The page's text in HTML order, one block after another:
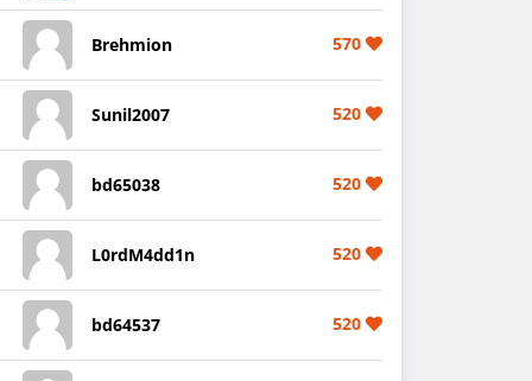
Brehmion 570
Sunil2007 520
bd65038 520
L0rdM4dd1n 520
bd64537 520